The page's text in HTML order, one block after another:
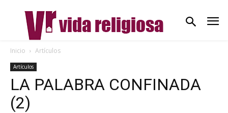
Inicio Artículos
Artículos
LA PALABRA CONFINADA
(2)